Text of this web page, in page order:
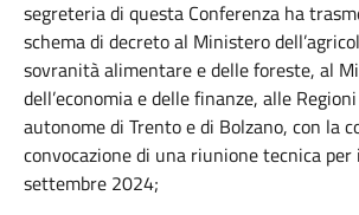
segreteria di questa Conferenza ha
schema di decreto al Ministero
sovranità alimentare e delle foreste, al
dell’economia e delle finanze, alle
autonome di Trento e di Bolzano, con la
convocazione di una riunione tecnica per
settembre 2024;